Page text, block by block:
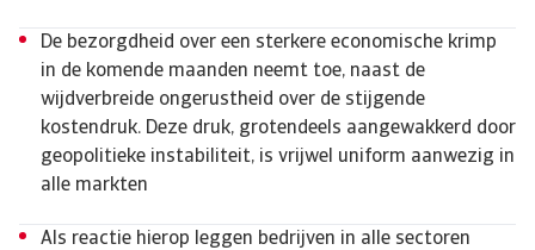
De bezorgdheid over een sterkere economische krimp
in de komende maanden neemt toe, naast de
wijdverbreide ongerustheid over de stijgende
kostendruk. Deze druk, grotendeels aangewakkerd door
geopolitieke instabiliteit, is vrijwel uniform aanwezig in
alle markten
Als reactie hierop leggen bedrijven in alle sectoren